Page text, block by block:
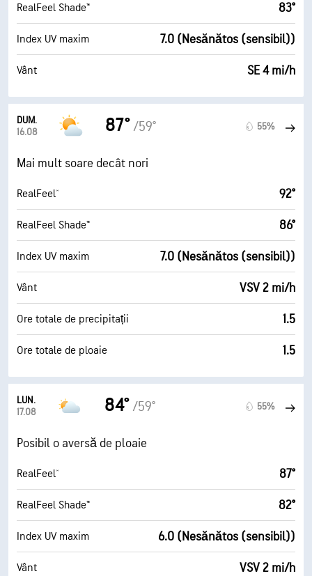
RealFeel Shade™ 83°
Index UV maxim 7.0 (Nesănătos (sensibil))
Vânt SE 4 mi/h
DUM.
16.08
87° /59° 55%
Mai mult soare decât nori
RealFeel® 92°
RealFeel Shade™ 86°
Index UV maxim 7.0 (Nesănătos (sensibil))
Vânt VSV 2 mi/h
Ore totale de precipitații 1.5
Ore totale de ploaie 1.5
LUN.
17.08
84° /59° 55%
Posibil o aversă de ploaie
RealFeel® 87°
RealFeel Shade™ 82°
Index UV maxim 6.0 (Nesănătos (sensibil))
Vânt VSV 2 mi/h